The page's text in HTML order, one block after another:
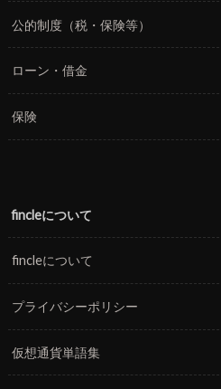
公的制度（税・保険等）
ローン・借金
保険
fincleについて
fincleについて
プライバシーポリシー
仮想通貨単語集